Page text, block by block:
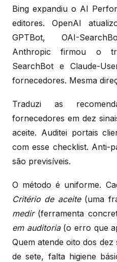
Bing expandiu o AI
editores. OpenAI
GPTBot, OAI-
Anthropic firmou o
SearchBot e Claude-
fornecedores. Mesma
Traduzi as
fornecedores em dez
aceite. Auditei portais
com esse checklist. Anti-
são previsíveis.
O método é uniforme.
Critério de aceite(uma
medir(ferramenta
em auditoria(o erro que
Quem atende oito dos
de sete, falta higiene